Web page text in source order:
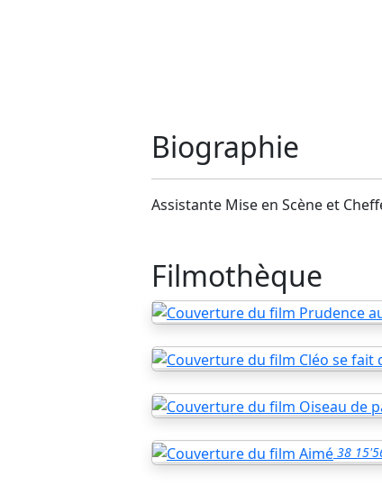
Biographie
Assistante Mise en Scène et
Filmothèque
38